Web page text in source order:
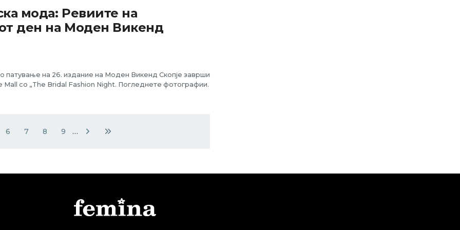
мода: Ревиите на
ден на Моден Викенд
патување на 26. издание на Моден Викенд Скопје заврши
Mall со „The Bridal Fashion Night. Погледнете фотографии.
Page
6 Page
7 Page
8 Page
9 … Next pageLast page